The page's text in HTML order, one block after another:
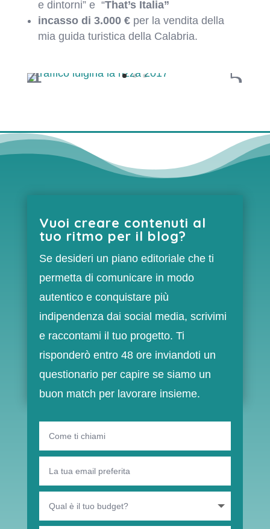
e dintorni” e “That’s Italia”
incasso di 3.000 € per la vendita della
mia guida turistica della Calabria.
Vuoi creare contenuti al
tuo ritmo per il blog?
Se desideri un piano editoriale che ti
permetta di comunicare in modo
autentico e conquistare più
indipendenza dai social media, scrivimi
e raccontami il tuo progetto. Ti
risponderò entro 48 ore inviandoti un
questionario per capire se siamo un
buon match per lavorare insieme.